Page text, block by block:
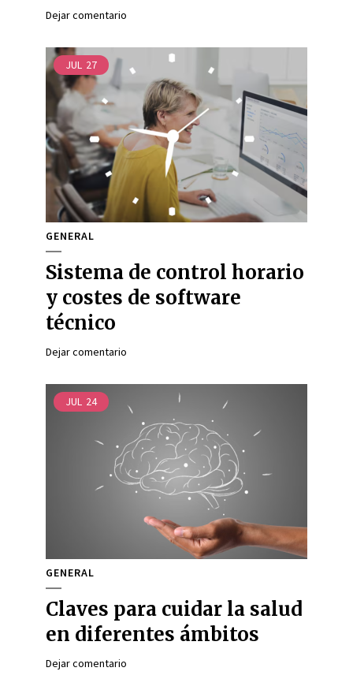
Dejar comentario
JUL 27
GENERAL
Sistema de control horario
y costes de software
técnico
Dejar comentario
JUL 24
GENERAL
Claves para cuidar la salud
en diferentes ámbitos
Dejar comentario